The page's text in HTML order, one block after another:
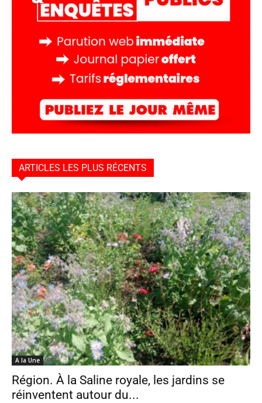
ARTICLES LES PLUS RÉCENTS
A la Une
Région. À la Saline royale, les jardins se
réinventent autour du...